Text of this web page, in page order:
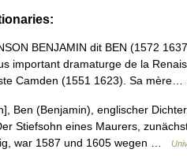
BENJAMIN dit BEN (1572
important dramaturge de la
Camden (1551 1623). Sa
Ben (Benjamin), englischer
Stiefsohn eines Maurers,
war 1587 und 1605 wegen …